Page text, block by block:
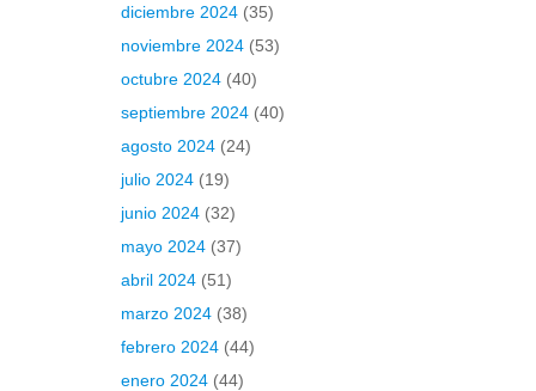
diciembre 2024 (35)
noviembre 2024 (53)
octubre 2024 (40)
septiembre 2024 (40)
agosto 2024 (24)
julio 2024 (19)
junio 2024 (32)
mayo 2024 (37)
abril 2024 (51)
marzo 2024 (38)
febrero 2024 (44)
enero 2024 (44)